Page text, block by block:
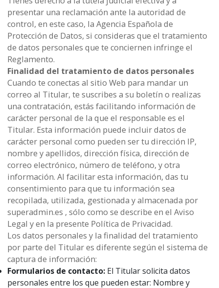
presentar una reclamación ante la autoridad de
control, en este caso, la Agencia Española de
Protección de Datos, si consideras que el tratamiento
de datos personales que te conciernen infringe el
Reglamento.
Finalidad del tratamiento de datos personales
Cuando te conectas al sitio Web para mandar un
correo al Titular, te suscribes a su boletín o realizas
una contratación, estás facilitando información de
carácter personal de la que el responsable es el
Titular. Esta información puede incluir datos de
carácter personal como pueden ser tu dirección IP,
nombre y apellidos, dirección física, dirección de
correo electrónico, número de teléfono, y otra
información. Al facilitar esta información, das tu
consentimiento para que tu información sea
recopilada, utilizada, gestionada y almacenada por
superadmin.es , sólo como se describe en el Aviso
Legal y en la presente Política de Privacidad.
Los datos personales y la finalidad del tratamiento
por parte del Titular es diferente según el sistema de
captura de información:
Formularios de contacto: El Titular solicita datos
personales entre los que pueden estar: Nombre y